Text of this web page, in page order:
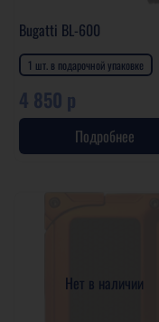
Bugatti BL-600
1 шт. в подарочной упаковке
4 850 р
Подробнее
Нет в наличии